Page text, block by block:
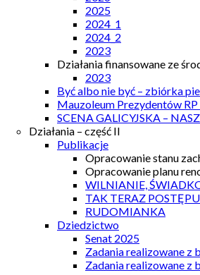
2025
2024_1
2024_2
2023
Działania finansowane ze
2023
Być albo nie być – zbiórka
Mauzoleum Prezydentów
SCENA GALICYJSKA –
Działania – część II
Publikacje
Opracowanie stanu
Opracowanie planu
WILNIANIE,
TAK TERAZ
RUDOMIANKA
Dziedzictwo
Senat 2025
Zadania realizowane z
Zadania realizowane z